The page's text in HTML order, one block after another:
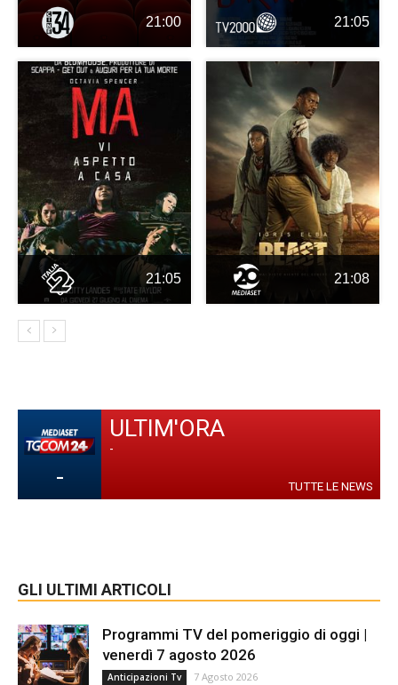
21:00 21:05
21:05 21:08
-
ULTIM'ORA
-
TUTTE LE NEWS
GLI ULTIMI ARTICOLI
Programmi TV del pomeriggio di oggi |
venerdì 7 agosto 2026
Anticipazioni Tv 7 Agosto 2026